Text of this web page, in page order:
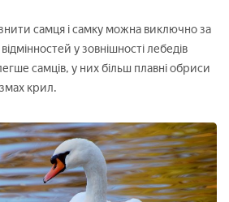
самця і самку можна виключно за
у зовнішності лебедів
самців, у них більш плавні обриси
крил.